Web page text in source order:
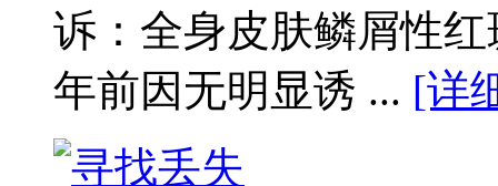
诉：全身皮肤鳞屑性
年前因无明显诱 ... [详